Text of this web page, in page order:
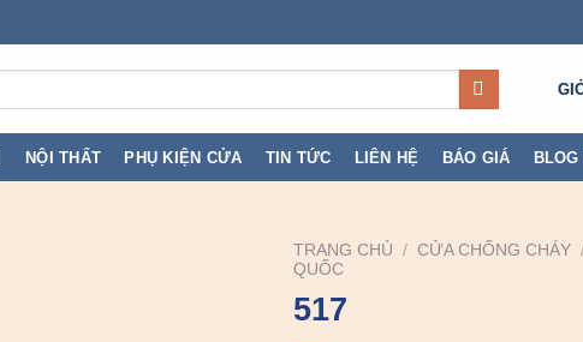
NỘI THẤT PHỤ KIỆN CỬA TIN TỨC LIÊN HỆ BÁO GIÁ
TRANG CHỦ / CỬA CHỐNG CHÁY
QUỐC
517